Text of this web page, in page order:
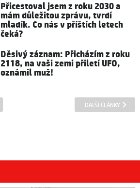
Přicestoval jsem z roku 2030 a
mám důležitou zprávu, tvrdí
mladík. Co nás v příštích letech
čeká?
Děsivý záznam: Přicházím z roku
2118, na vaši zemi přiletí UFO,
oznámil muž!
DALŠÍ ČLÁNKY